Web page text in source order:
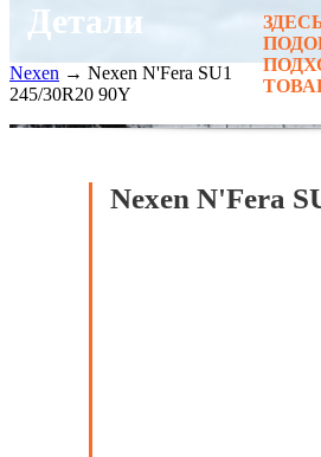
Детали
Nexen → Nexen N'Fera SU1
245/30R20 90Y
Nexen N'Fera